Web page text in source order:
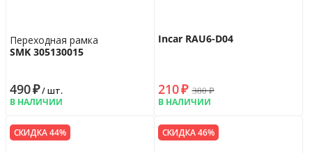
Переходная рамка
SMK 305130015
490₽/ шт.
В НАЛИЧИИ
Incar RAU6-D04
210₽ 380₽
В НАЛИЧИИ
СКИДКА 44% СКИДКА 46%